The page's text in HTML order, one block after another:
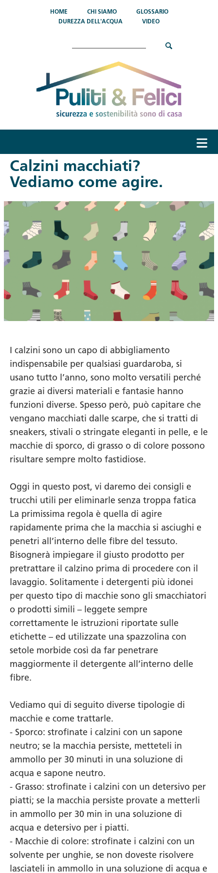
HOME CHI SIAMO
GLOSSARIO
DUREZZA DELL'ACQUA
VIDEO
menu
Calzini macchiati?
Vediamo come agire.
I calzini sono un capo di abbigliamento
indispensabile per qualsiasi guardaroba, si
usano tutto l’anno, sono molto versatili perché
grazie ai diversi materiali e fantasie hanno
funzioni diverse. Spesso però, può capitare che
vengano macchiati dalle scarpe, che si tratti di
sneakers, stivali o stringate eleganti in pelle, e le
macchie di sporco, di grasso o di colore possono
risultare sempre molto fastidiose.
Oggi in questo post, vi daremo dei consigli e
trucchi utili per eliminarle senza troppa fatica
La primissima regola è quella di agire
rapidamente prima che la macchia si asciughi e
penetri all’interno delle fibre del tessuto.
Bisognerà impiegare il giusto prodotto per
pretrattare il calzino prima di procedere con il
lavaggio. Solitamente i detergenti più idonei
per questo tipo di macchie sono gli smacchiatori
o prodotti simili – leggete sempre
correttamente le istruzioni riportate sulle
etichette – ed utilizzate una spazzolina con
setole morbide così da far penetrare
maggiormente il detergente all’interno delle
fibre.
Vediamo qui di seguito diverse tipologie di
macchie e come trattarle.
- Sporco: strofinate i calzini con un sapone
neutro; se la macchia persiste, metteteli in
ammollo per 30 minuti in una soluzione di
acqua e sapone neutro.
- Grasso: strofinate i calzini con un detersivo per
piatti; se la macchia persiste provate a metterli
in ammollo per 30 min in una soluzione di
acqua e detersivo per i piatti.
- Macchie di colore: strofinate i calzini con un
solvente per unghie, se non doveste risolvere
lasciateli in ammollo in una soluzione di acqua e